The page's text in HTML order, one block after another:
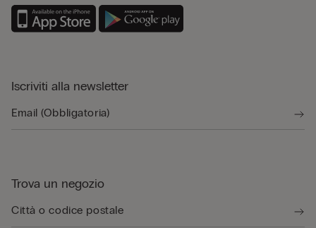
Iscriviti alla newsletter
Trova un negozio